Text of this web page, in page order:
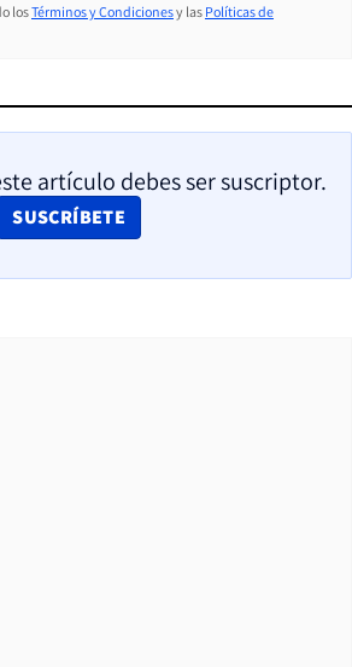
losTérminos y Condicionesy las Políticas de
artículo debes ser suscriptor.
SUSCRÍBETE
OPENS IN NEW WINDOW